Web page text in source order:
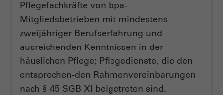
Pflegefachkräfte von bpa-
Mitgliedsbetrieben mit mindestens
zweijähriger Berufserfahrung und
ausreichenden Kenntnissen in der
häuslichen Pflege; Pflegedienste, die den
entsprechen-den Rahmenvereinbarungen
nach § 45 SGB XI beigetreten sind.